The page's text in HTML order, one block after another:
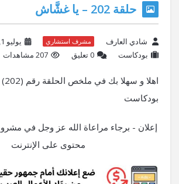
حلقة 202 – يا غشَّاش
شادي العارف مشرف استشاري
يوليو 1, 2022
بودكاست
‫0 تعليق 207 مشاهدات
بودكاست
إعلان - برجاء مراعاة الله عز وجل في
محتوى على الإنترنت